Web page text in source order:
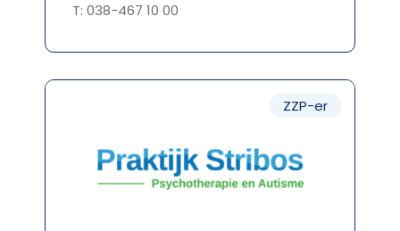
T: 038-467 10 00
ZZP-er